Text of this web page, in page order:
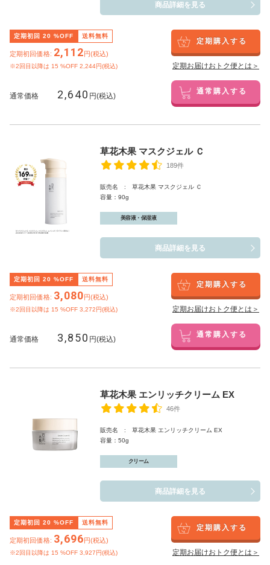
商品詳細を見る
定期初回 20 %OFF 送料無料
定期初回価格: 2,112円(税込)
※2回目以降は 15 %OFF 2,244円(税込)
定期購入する
定期お届けおトク便とは＞
通常価格 2,640 円(税込) 通常購入する
草花木果 マスクジェル Ｃ
189件
販売名 : 草花木果 マスクジェル Ｃ
容量：90g
美容液・保湿液
商品詳細を見る
定期初回 20 %OFF 送料無料
定期初回価格: 3,080円(税込)
※2回目以降は 15 %OFF 3,272円(税込)
定期購入する
定期お届けおトク便とは＞
通常価格 3,850 円(税込) 通常購入する
草花木果 エンリッチクリーム EX
46件
販売名 : 草花木果 エンリッチクリーム EX
容量：50g
クリーム
商品詳細を見る
定期初回 20 %OFF 送料無料
定期初回価格: 3,696円(税込)
※2回目以降は 15 %OFF 3,927円(税込)
定期購入する
定期お届けおトク便とは＞